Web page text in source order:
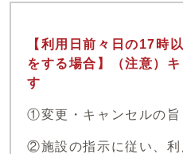
【利用日前々日の17時
をする場合】（注意）
す
①変更・キャンセルの旨
②施設の指示に従い、利